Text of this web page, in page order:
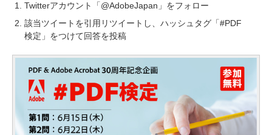
Twitterアカウント「@AdobeJapan」をフォロー
該当ツイートを引用リツイートし、ハッシュタグ「#PDF
検定」をつけて回答を投稿